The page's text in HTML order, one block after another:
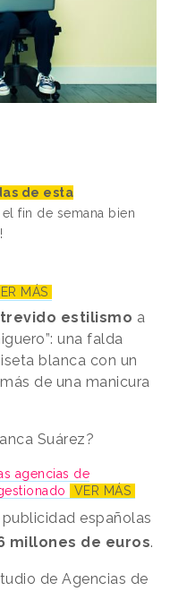
de esta
fin de semana bien
MÁS
estilismo a
una falda
blanca con un
de una manicura
Suárez?
agencias de
VER MÁS
españolas
millones de euros.
de Agencias de